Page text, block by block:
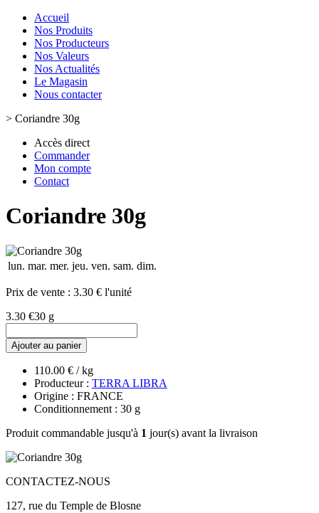
Accueil
Nos Produits
Nos Producteurs
Nos Valeurs
Nos Actualités
Le Magasin
Nous contacter
> Coriandre 30g
Accès direct
Commander
Mon compte
Contact
Coriandre 30g
lun. mar. mer. jeu. ven. sam. dim.
Prix de vente : 3.30 € l'unité
3.30 €30 g
Ajouter au panier
110.00 € / kg
Producteur : TERRA LIBRA
Origine : FRANCE
Conditionnement : 30 g
Produit commandable jusqu'à 1 jour(s) avant la livraison
CONTACTEZ-NOUS
127, rue du Temple de Blosne